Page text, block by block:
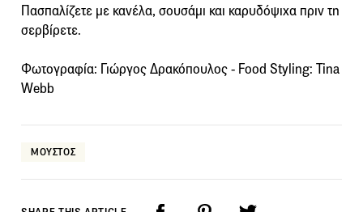
Πασπαλίζετε με κανέλα, σουσάμι και καρυδόψιχα πριν τη
σερβίρετε.
Φωτογραφία: Γιώργος Δρακόπουλος - Food Styling: Tina
Webb
ΜΟΥΣΤΟΣ